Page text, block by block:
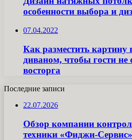
особенности выбора и
07.04.2022
Как разместить картину
диваном, чтобы гости не
восторга
Последние записи
22.07.2026
Обзор компании
техники «Фиджи-Сервис»